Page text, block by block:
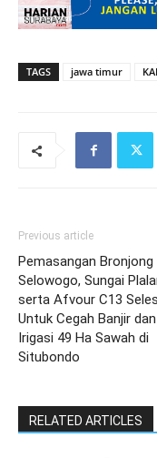
TAGS jawa timur
Previous article
Pemasangan Bronjong
Selowogo, Sungai
serta Afvour C13
Untuk Cegah Banjir
Irigasi 49 Ha Sawah di
Situbondo
RELATED ARTICLES